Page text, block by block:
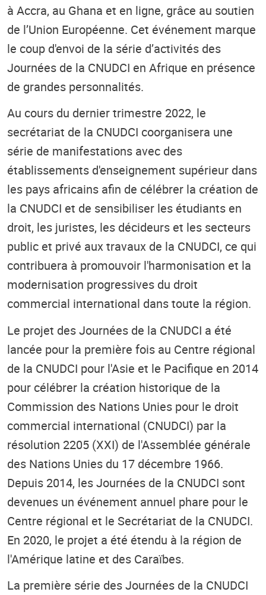
à Accra, au Ghana et en ligne, grâce au soutien
de l’Union Européenne. Cet événement marque
le coup d'envoi de la série d’activités des
Journées de la CNUDCI en Afrique en présence
de grandes personnalités.
Au cours du dernier trimestre 2022, le
secrétariat de la CNUDCI coorganisera une
série de manifestations avec des
établissements d'enseignement supérieur dans
les pays africains afin de célébrer la création de
la CNUDCI et de sensibiliser les étudiants en
droit, les juristes, les décideurs et les secteurs
public et privé aux travaux de la CNUDCI, ce qui
contribuera à promouvoir l'harmonisation et la
modernisation progressives du droit
commercial international dans toute la région.
Le projet des Journées de la CNUDCI a été
lancée pour la première fois au Centre régional
de la CNUDCI pour l'Asie et le Pacifique en 2014
pour célébrer la création historique de la
Commission des Nations Unies pour le droit
commercial international (CNUDCI) par la
résolution 2205 (XXI) de l'Assemblée générale
des Nations Unies du 17 décembre 1966.
Depuis 2014, les Journées de la CNUDCI sont
devenues un événement annuel phare pour le
Centre régional et le Secrétariat de la CNUDCI.
En 2020, le projet a été étendu à la région de
l'Amérique latine et des Caraïbes.
La première série des Journées de la CNUDCI